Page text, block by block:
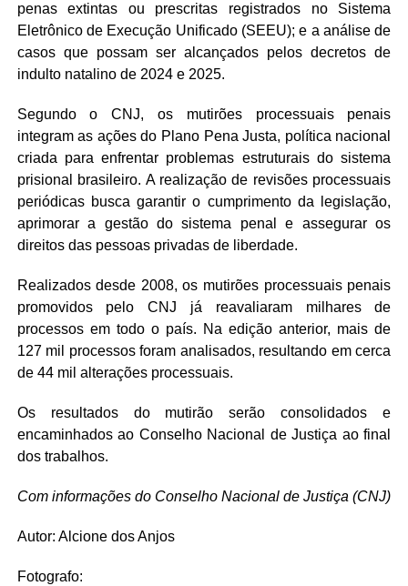
penas extintas ou prescritas registrados no Sistema
Eletrônico de Execução Unificado (SEEU); e a análise de
casos que possam ser alcançados pelos decretos de
indulto natalino de 2024 e 2025.
Segundo o CNJ, os mutirões processuais penais
integram as ações do Plano Pena Justa, política nacional
criada para enfrentar problemas estruturais do sistema
prisional brasileiro. A realização de revisões processuais
periódicas busca garantir o cumprimento da legislação,
aprimorar a gestão do sistema penal e assegurar os
direitos das pessoas privadas de liberdade.
Realizados desde 2008, os mutirões processuais penais
promovidos pelo CNJ já reavaliaram milhares de
processos em todo o país. Na edição anterior, mais de
127 mil processos foram analisados, resultando em cerca
de 44 mil alterações processuais.
Os resultados do mutirão serão consolidados e
encaminhados ao Conselho Nacional de Justiça ao final
dos trabalhos.
Com informações do Conselho Nacional de Justiça (CNJ)
Autor: Alcione dos Anjos
Fotografo: